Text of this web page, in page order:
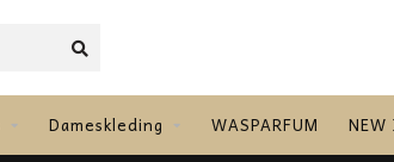
Dameskleding WASPARFUM NEW